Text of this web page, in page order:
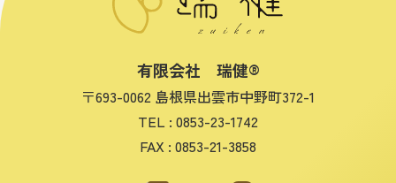
有限会社 瑞健®
〒693-0062 島根県出雲市中野町372-1
TEL : 0853-23-1742
FAX : 0853-21-3858